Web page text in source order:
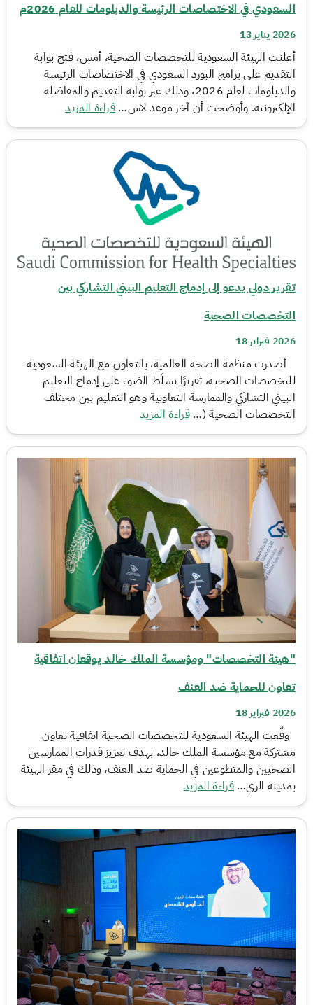
السعودي في الاختصاصات الرئيسة والدبلومات للعام 2026م
2026 يناير 13
أعلنت الهيئة السعودية للتخصصات الصحية، أمس، فتح بوابة
التقديم على برامج البورد السعودي في الاختصاصات الرئيسة
والدبلومات لعام 2026، وذلك عبر بوابة التقديم والمفاضلة
الإلكترونية. وأوضحت أن آخر موعد لاس…قراءة المزيد
تقرير دولي يدعو إلى إدماج التعليم البيني التشاركي بين
التخصصات الصحية
2026 فبراير 18
أصدرت منظمة الصحة العالمية، بالتعاون مع الهيئة السعودية
للتخصصات الصحية، تقريرًا يسلّط الضوء على إدماج التعليم
البيني التشاركي والممارسة التعاونية وهو التعليم بين مختلف
التخصصات الصحية (…قراءة المزيد
"هيئة التخصصات" ومؤسسة الملك خالد يوقعان اتفاقية
تعاون للحماية ضد العنف
2026 فبراير 18
وقّعت الهيئة السعودية للتخصصات الصحية اتفاقية تعاون
مشتركة مع مؤسسة الملك خالد، بهدف تعزيز قدرات الممارسين
الصحيين والمتطوعين في الحماية ضد العنف، وذلك في مقر الهيئة
بمدينة الري…قراءة المزيد